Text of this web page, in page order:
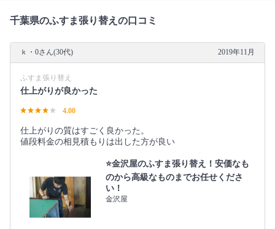
千葉県のふすま張り替えの口コミ
ｋ・0さん(30代) 2019年11月
ふすま張り替え
仕上がりが良かった
4.00
仕上がりの質はすごく良かった。
値段料金の相見積もりは出した方が良い
⭐️金沢屋のふすま張り替え！安価なも
のから高級なものまでお任せくださ
い！
金沢屋